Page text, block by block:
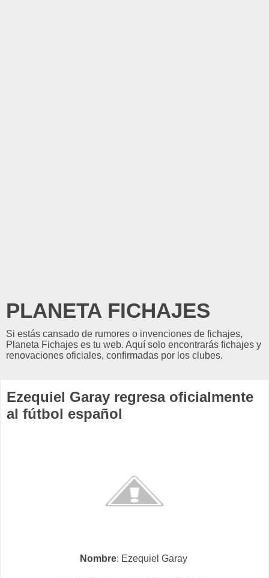
PLANETA FICHAJES
Si estás cansado de rumores o invenciones de fichajes,
Planeta Fichajes es tu web. Aquí solo encontrarás fichajes y
renovaciones oficiales, confirmadas por los clubes.
Ezequiel Garay regresa oficialmente
al fútbol español
Nombre: Ezequiel Garay